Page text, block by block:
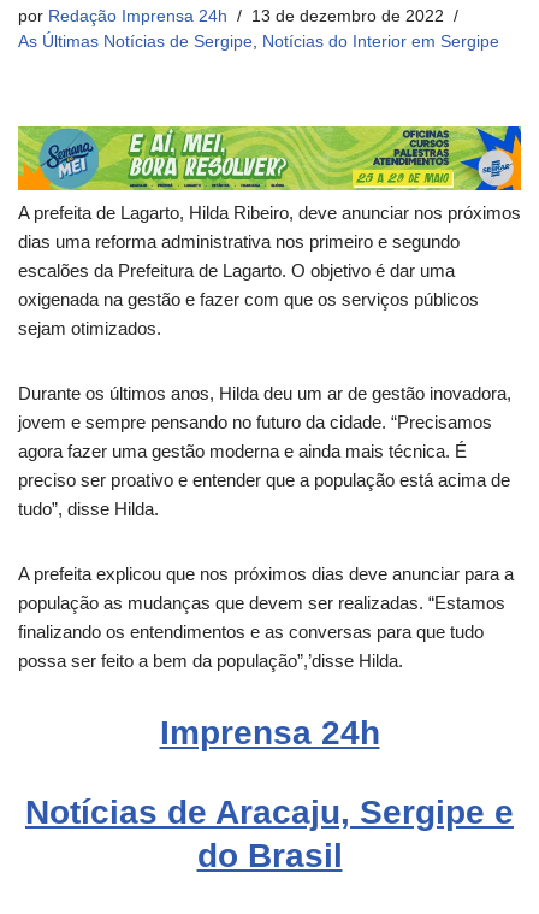
por Redação Imprensa 24h
13 de dezembro de 2022
As Últimas Notícias de Sergipe, Notícias do Interior em Sergipe
A prefeita de Lagarto, Hilda Ribeiro, deve anunciar nos próximos
dias uma reforma administrativa nos primeiro e segundo
escalões da Prefeitura de Lagarto. O objetivo é dar uma
oxigenada na gestão e fazer com que os serviços públicos
sejam otimizados.
Durante os últimos anos, Hilda deu um ar de gestão inovadora,
jovem e sempre pensando no futuro da cidade. “Precisamos
agora fazer uma gestão moderna e ainda mais técnica. É
preciso ser proativo e entender que a população está acima de
tudo”, disse Hilda.
A prefeita explicou que nos próximos dias deve anunciar para a
população as mudanças que devem ser realizadas. “Estamos
finalizando os entendimentos e as conversas para que tudo
possa ser feito a bem da população”,’disse Hilda.
Imprensa 24h
Notícias de Aracaju, Sergipe e
do Brasil